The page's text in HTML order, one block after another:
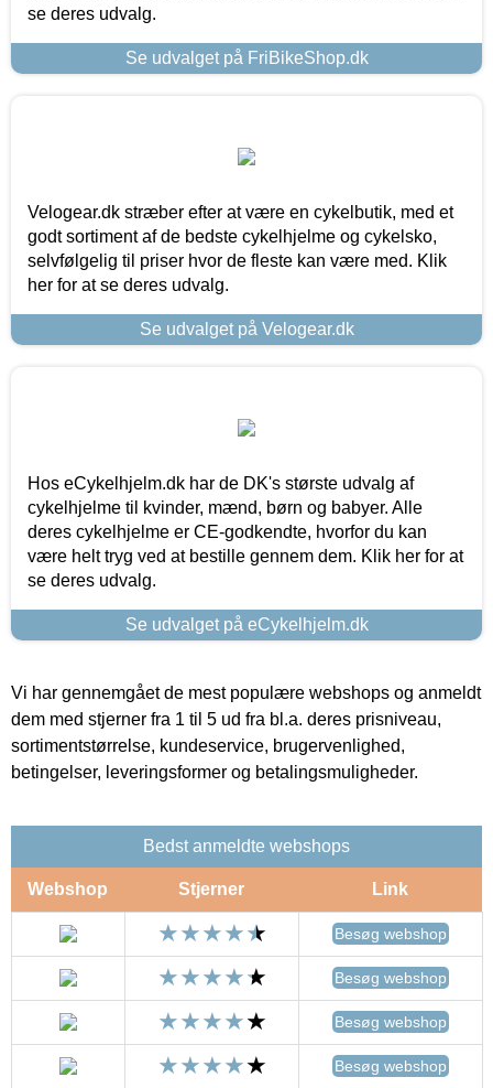
se deres udvalg.
Se udvalget på FriBikeShop.dk
Velogear.dk stræber efter at være en cykelbutik, med et
godt sortiment af de bedste cykelhjelme og cykelsko,
selvfølgelig til priser hvor de fleste kan være med. Klik
her for at se deres udvalg.
Se udvalget på Velogear.dk
Hos eCykelhjelm.dk har de DK's største udvalg af
cykelhjelme til kvinder, mænd, børn og babyer. Alle
deres cykelhjelme er CE-godkendte, hvorfor du kan
være helt tryg ved at bestille gennem dem. Klik her for at
se deres udvalg.
Se udvalget på eCykelhjelm.dk
Vi har gennemgået de mest populære webshops og anmeldt
dem med stjerner fra 1 til 5 ud fra bl.a. deres prisniveau,
sortimentstørrelse, kundeservice, brugervenlighed,
betingelser, leveringsformer og betalingsmuligheder.
Bedst anmeldte webshops
Webshop Stjerner Link
Besøg webshop
Besøg webshop
Besøg webshop
Besøg webshop